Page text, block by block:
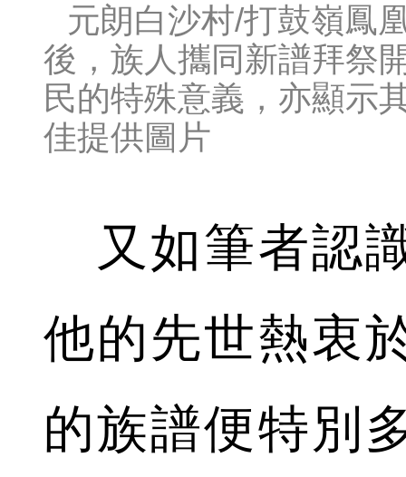
元朗白沙村/打鼓嶺鳳
後，族人攜同新譜拜祭
民的特殊意義，亦顯示
佳提供圖片
又如筆者認
他的先世熱衷
的族譜便特別